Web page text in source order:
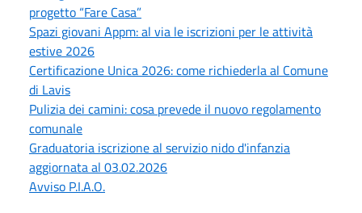
progetto “Fare Casa”
Spazi giovani Appm: al via le iscrizioni per le attività
estive 2026
Certificazione Unica 2026: come richiederla al Comune
di Lavis
Pulizia dei camini: cosa prevede il nuovo regolamento
comunale
Graduatoria iscrizione al servizio nido d'infanzia
aggiornata al 03.02.2026
Avviso P.I.A.O.